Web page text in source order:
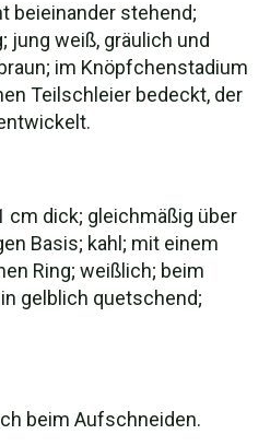
beieinander stehend;
jung weiß, gräulich und
im Knöpfchenstadium
Teilschleier bedeckt, der
cm dick; gleichmäßig über
Basis; kahl; mit einem
Ring; weißlich; beim
gelblich quetschend;
beim Aufschneiden.